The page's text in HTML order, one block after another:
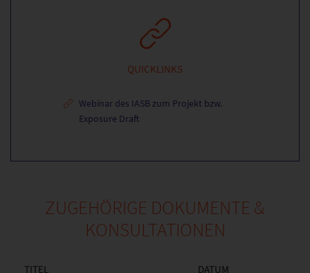
QUICKLINKS
Webinar des IASB zum Projekt bzw.
Exposure Draft
ZUGEHÖRIGE DOKUMENTE &
KONSULTATIONEN
TITEL DATUM